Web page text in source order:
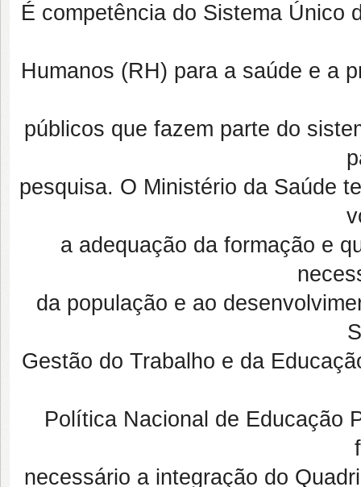
É competência do Sistema Único
Humanos (RH) para a saúde e a
públicos que fazem parte do
pesquisa. O Ministério da Saúde
a adequação da formação e
da população e ao
Gestão do Trabalho e da
Política Nacional de Educação
necessário a integração do